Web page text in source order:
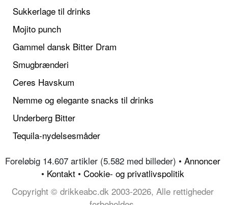
Sukkerlage til drinks
Mojito punch
Gammel dansk Bitter Dram
Smugbrænderi
Ceres Havskum
Nemme og elegante snacks til drinks
Underberg Bitter
Tequila-nydelsesmåder
Foreløbig 14.607 artikler (5.582 med billeder) • Annoncer
• Kontakt • Cookie- og privatlivspolitik
Copyright © drikkeabc.dk 2003-2026, Alle rettigheder